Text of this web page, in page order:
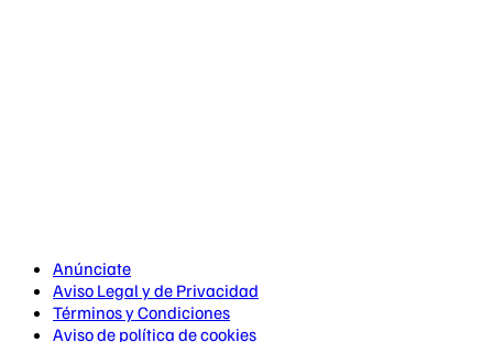
Anúnciate
Aviso Legal y de Privacidad
Términos y Condiciones
Aviso de política de cookies